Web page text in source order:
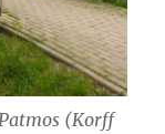
(Korff